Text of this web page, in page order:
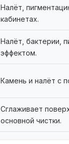
Налёт,
кабинетах.
Налёт, бактерии,
эффектом.
Камень и налёт с
Сглаживает
основной чистки.